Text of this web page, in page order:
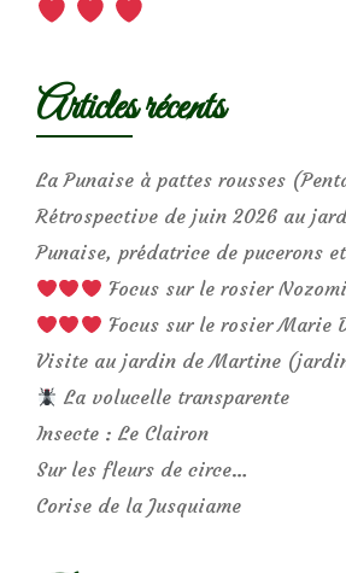
Articles récents
La Punaise à pattes rousses
Rétrospective de juin 2026 au
Punaise, prédatrice de pucerons
Focus sur le rosier Nozomi
Focus sur le rosier Marie
Visite au jardin de Martine
La volucelle transparente
Insecte : Le Clairon
Sur les fleurs de circe…
Corise de la Jusquiame